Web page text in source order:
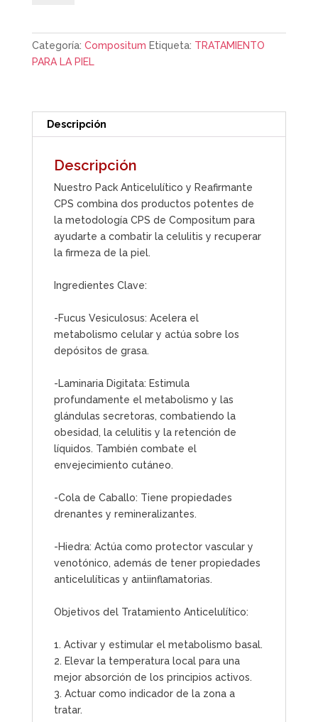
Reafirmante
CPS:
Celulitis
Flacidez
cantidad
Categoría: Compositum Etiqueta: TRATAMIENTO
PARA LA PIEL
Descripción
Descripción
Nuestro Pack Anticelulítico y Reafirmante
CPS combina dos productos potentes de
la metodología CPS de Compositum para
ayudarte a combatir la celulitis y recuperar
la firmeza de la piel.
Ingredientes Clave:
-Fucus Vesiculosus: Acelera el
metabolismo celular y actúa sobre los
depósitos de grasa.
-Laminaria Digitata: Estimula
profundamente el metabolismo y las
glándulas secretoras, combatiendo la
obesidad, la celulitis y la retención de
líquidos. También combate el
envejecimiento cutáneo.
-Cola de Caballo: Tiene propiedades
drenantes y remineralizantes.
-Hiedra: Actúa como protector vascular y
venotónico, además de tener propiedades
anticelulíticas y antiinflamatorias.
Objetivos del Tratamiento Anticelulítico:
1. Activar y estimular el metabolismo basal.
2. Elevar la temperatura local para una
mejor absorción de los principios activos.
3. Actuar como indicador de la zona a
tratar.